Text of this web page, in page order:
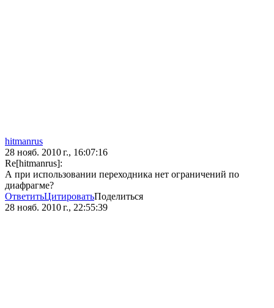
hitmanrus
28 нояб. 2010 г., 16:07:16
Re[hitmanrus]:
А при использовании переходника нет ограничений по
диафрагме?
ОтветитьЦитироватьПоделиться
28 нояб. 2010 г., 22:55:39